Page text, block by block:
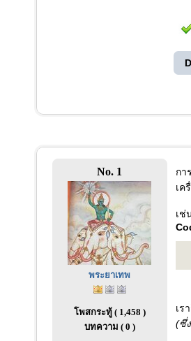
No. 1
พระยาเทพ
โพสกระทู้ ( 1,458 )
บทความ ( 0 )
กา
เค
เช่
เร
(ซึ่